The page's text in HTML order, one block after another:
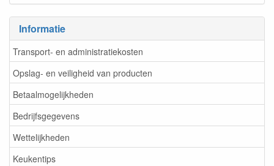
Informatie
Transport- en administratiekosten
Opslag- en veiligheid van producten
Betaalmogelijkheden
Bedrijfsgegevens
Wettelijkheden
Keukentips